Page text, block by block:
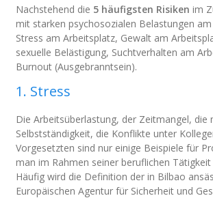
Nachstehend die 5 häufigsten Risiken im
mit starken psychosozialen Belastungen
Stress am Arbeitsplatz, Gewalt am
sexuelle Belästigung, Suchtverhalten am
Burnout (Ausgebranntsein).
1. Stress
Die Arbeitsüberlastung, der Zeitmangel, die
Selbstständigkeit, die Konflikte unter
Vorgesetzten sind nur einige Beispiele für
man im Rahmen seiner beruflichen
Häufig wird die Definition der in Bilbao
Europäischen Agentur für Sicherheit und